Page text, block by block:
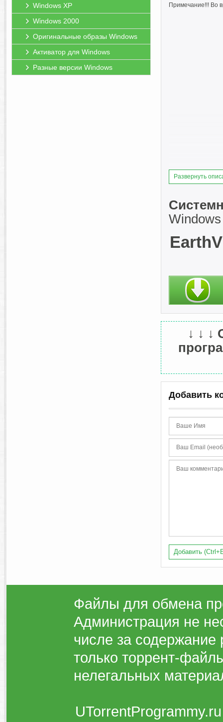
Windows XP
Windows 2000
Оригинальные образы Windows
Активатор для Windows
Разные версии Windows
Примечание!!! Во
Развернуть
↓ ↓ ↓
Добавить
Добавить
Файлы для обмена
Администрация не
числе за
только торрент-
нелегальных
UTorrentProgrammy.ru